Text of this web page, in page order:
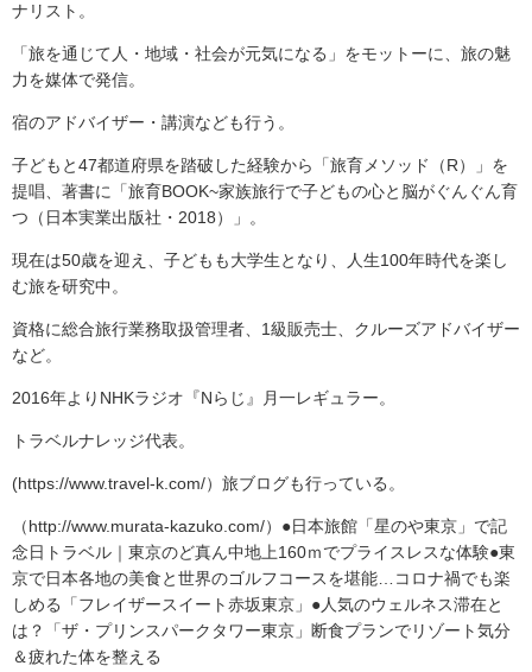
ナリスト。
「旅を通じて人・地域・社会が元気になる」をモットーに、旅の魅
力を媒体で発信。
宿のアドバイザー・講演なども行う。
子どもと47都道府県を踏破した経験から「旅育メソッド（R）」を
提唱、著書に「旅育BOOK~家族旅行で子どもの心と脳がぐんぐん育
つ（日本実業出版社・2018）」。
現在は50歳を迎え、子どもも大学生となり、人生100年時代を楽し
む旅を研究中。
資格に総合旅行業務取扱管理者、1級販売士、クルーズアドバイザー
など。
2016年よりNHKラジオ『Nらじ』月一レギュラー。
トラベルナレッジ代表。
(https://www.travel-k.com/）旅ブログも行っている。
（http://www.murata-kazuko.com/）●日本旅館「星のや東京」で記
念日トラベル｜東京のど真ん中地上160ｍでプライスレスな体験●東
京で日本各地の美食と世界のゴルフコースを堪能…コロナ禍でも楽
しめる「フレイザースイート赤坂東京」●人気のウェルネス滞在と
は？「ザ・プリンスパークタワー東京」断食プランでリゾート気分
＆疲れた体を整える